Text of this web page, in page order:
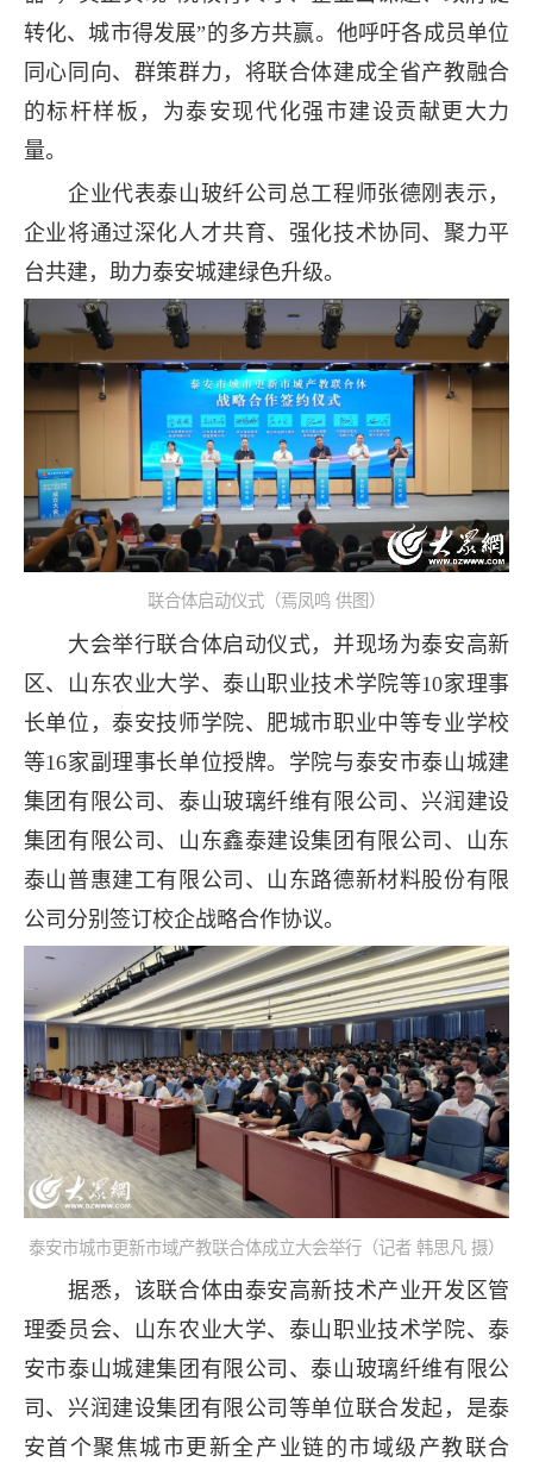
转化、城市得发展”的多方共赢。他呼吁各成员单位
同心同向、群策群力，将联合体建成全省产教融合
的标杆样板，为泰安现代化强市建设贡献更大力
量。
企业代表泰山玻纤公司总工程师张德刚表示，
企业将通过深化人才共育、强化技术协同、聚力平
台共建，助力泰安城建绿色升级。
联合体启动仪式（焉凤鸣 供图）
大会举行联合体启动仪式，并现场为泰安高新
区、山东农业大学、泰山职业技术学院等10家理事
长单位，泰安技师学院、肥城市职业中等专业学校
等16家副理事长单位授牌。学院与泰安市泰山城建
集团有限公司、泰山玻璃纤维有限公司、兴润建设
集团有限公司、山东鑫泰建设集团有限公司、山东
泰山普惠建工有限公司、山东路德新材料股份有限
公司分别签订校企战略合作协议。
泰安市城市更新市域产教联合体成立大会举行（记者 韩思凡 摄）
据悉，该联合体由泰安高新技术产业开发区管
理委员会、山东农业大学、泰山职业技术学院、泰
安市泰山城建集团有限公司、泰山玻璃纤维有限公
司、兴润建设集团有限公司等单位联合发起，是泰
安首个聚焦城市更新全产业链的市域级产教联合